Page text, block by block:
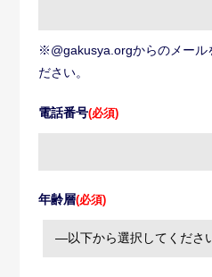
※@gakusya.orgからのメール
ださい。
電話番号(必須)
年齢層(必須)